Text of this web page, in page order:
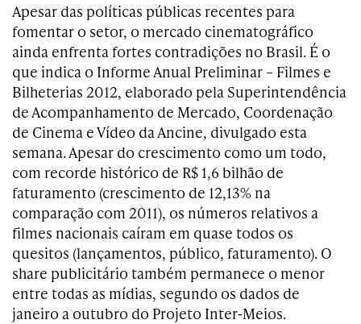
Apesar das políticas públicas recentes para
fomentar o setor, o mercado cinematográfico
ainda enfrenta fortes contradições no Brasil. É o
que indica o Informe Anual Preliminar – Filmes e
Bilheterias 2012, elaborado pela Superintendência
de Acompanhamento de Mercado, Coordenação
de Cinema e Vídeo da Ancine, divulgado esta
semana. Apesar do crescimento como um todo,
com recorde histórico de R$ 1,6 bilhão de
faturamento (crescimento de 12,13% na
comparação com 2011), os números relativos a
filmes nacionais caíram em quase todos os
quesitos (lançamentos, público, faturamento). O
share publicitário também permanece o menor
entre todas as mídias, segundo os dados de
janeiro a outubro do Projeto Inter-Meios.